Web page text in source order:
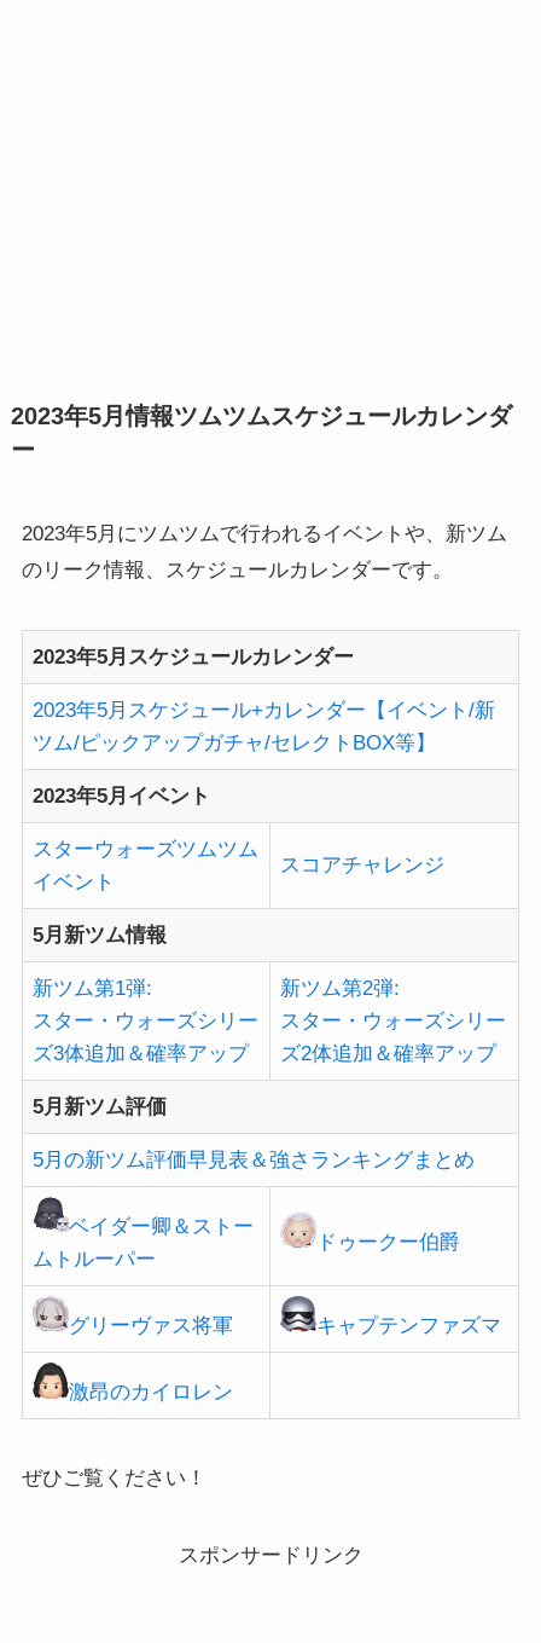
2023年5月情報ツムツムスケジュールカレンダ
ー
2023年5月にツムツムで行われるイベントや、新ツム
のリーク情報、スケジュールカレンダーです。
2023年5月スケジュールカレンダー
2023年5月スケジュール+カレンダー【イベント/新
ツム/ピックアップガチャ/セレクトBOX等】
2023年5月イベント
スターウォーズツムツム
イベント
スコアチャレンジ
5月新ツム情報
新ツム第1弾:
スター・ウォーズシリー
ズ3体追加＆確率アップ
新ツム第2弾:
スター・ウォーズシリー
ズ2体追加＆確率アップ
5月新ツム評価
5月の新ツム評価早見表＆強さランキングまとめ
ベイダー卿＆ ストー
ムトルーパー
ドゥークー伯爵
グリーヴァス将軍 キャプテンファズマ
激昂のカイロレン
ぜひご覧ください！
スポンサードリンク